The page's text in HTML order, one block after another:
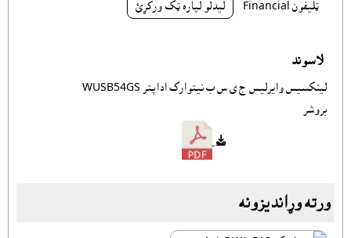
ټليفون Financial ليدلو لپاره ټک ورکړئ
لاسوند
لینکسیس وایرلیس-ج ی س ب نیتوارک اداپتر WUSB54GS
بروشر
ورته وړانديزونه